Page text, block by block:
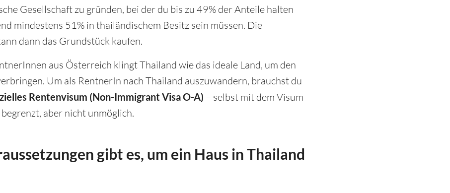
Gesellschaft zu gründen, bei der du bis zu 49% der Anteile halten
mindestens 51% in thailändischem Besitz sein müssen. Die
dann das Grundstück kaufen.
aus Österreich klingt Thailand wie das ideale Land, um den
Um als RentnerIn nach Thailand auszuwandern, brauchst du
Rentenvisum (Non-Immigrant Visa O-A) – selbst mit dem Visum
aber nicht unmöglich.
gibt es, um ein Haus in Thailand